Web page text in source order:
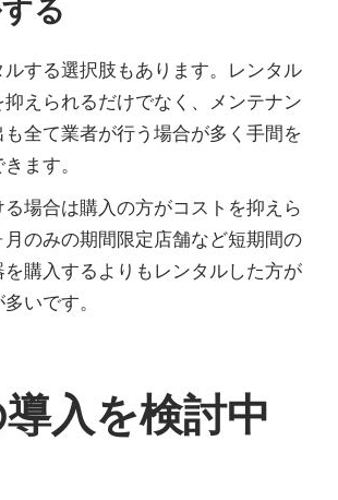
る
する選択肢もあります。レンタル
えられるだけでなく、メンテナン
全て業者が行う場合が多く手間を
ます。
場合は購入の方がコストを抑えら
のみの期間限定店舗など短期間の
購入するよりもレンタルした方が
いです。
入を検討中